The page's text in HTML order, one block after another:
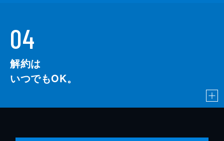
04
解約は
いつでもOK。